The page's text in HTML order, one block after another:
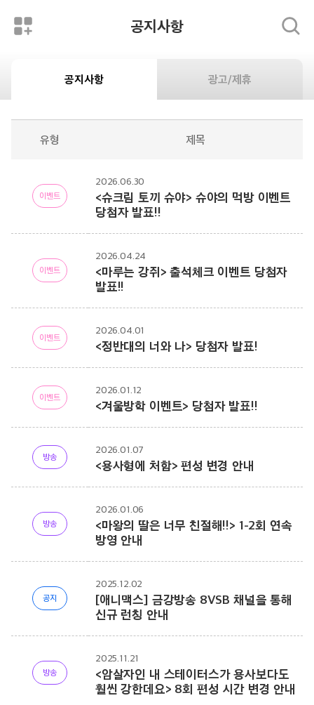
공지사항
공지사항 광고/제휴
유형 제목
이벤트
2026.06.30
<슈크림 토끼 슈야> 슈야의 먹방 이벤트
당첨자 발표!!
이벤트
2026.04.24
<마루는 강쥐> 출석체크 이벤트 당첨자
발표!!
이벤트
2026.04.01
<정반대의 너와 나> 당첨자 발표!
이벤트
2026.01.12
<겨울방학 이벤트> 당첨자 발표!!
방송
2026.01.07
<용사형에 처함> 편성 변경 안내
방송
2026.01.06
<마왕의 딸은 너무 친절해!!> 1-2회 연속
방영 안내
공지
2025.12.02
[애니맥스] 금강방송 8VSB 채널을 통해
신규 런칭 안내
방송
2025.11.21
<암살자인 내 스테이터스가 용사보다도
훨씬 강한데요> 8회 편성 시간 변경 안내